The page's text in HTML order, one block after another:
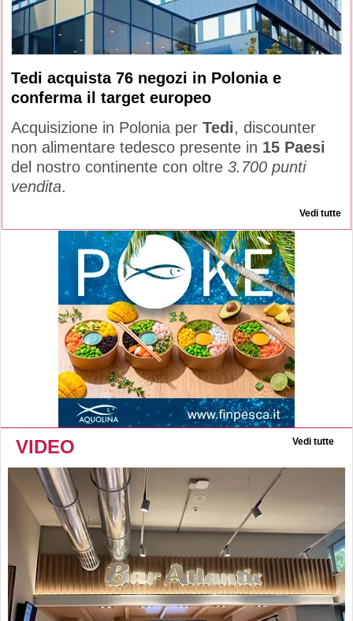
Tedi acquista 76 negozi in Polonia e
conferma il target europeo
Acquisizione in Polonia per Tedi, discounter
non alimentare tedesco presente in 15 Paesi
del nostro continente con oltre 3.700 punti
vendita.
Vedi tutte
VIDEO Vedi tutte